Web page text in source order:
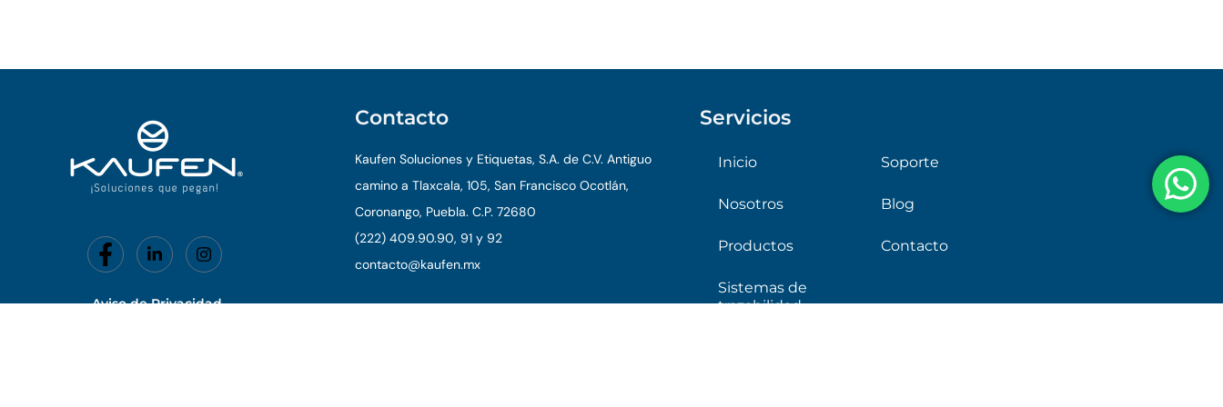
Aviso de Privacidad
Contacto
Kaufen Soluciones y Etiquetas, S.A. de C.V. Antiguo
camino a Tlaxcala, 105, San Francisco Ocotlán,
Coronango, Puebla. C.P. 72680
(222) 409.90.90, 91 y 92
contacto@kaufen.mx
Servicios
Inicio
Nosotros
Productos
Sistemas de
trazabilidad
Soporte
Blog
Contacto